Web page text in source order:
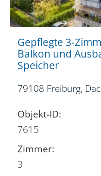
Gepflegte 3-
Balkon und
Speicher
79108 Freiburg,
Objekt-ID:
7615
Zimmer:
3